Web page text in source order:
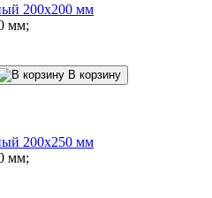
200х200 мм
мм;
В корзину
200х250 мм
мм;